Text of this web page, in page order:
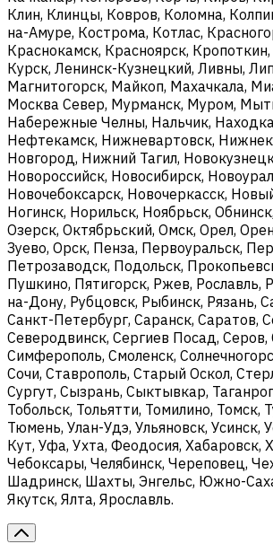
Клин, Клинцы, Ковров, Коломна,
на-Амуре, Кострома, Котлас,
Краснокамск, Красноярск,
Курск, Ленинск-Кузнецкий, Ливны,
Магнитогорск, Майкоп, Махачкала,
Москва Север, Мурманск, Муром,
Набережные Челны, Нальчик,
Нефтекамск, Нижневартовск,
Новгород, Нижний Тагил,
Новороссийск, Новосибирск,
Новочебоксарск, Новочеркасск,
Ногинск, Норильск, Ноябрьск,
Озерск, Октябрьский, Омск, Орел,
Зуево, Орск, Пенза, Первоуральск,
Петрозаводск, Подольск,
Пушкино, Пятигорск, Ржев, Рославль,
на-Дону, Рубцовск, Рыбинск, Рязань,
Санкт-Петербург, Саранск, Саратов,
Северодвинск, Сергиев Посад, Серов,
Симферополь, Смоленск,
Сочи, Ставрополь, Старый Оскол,
Сургут, Сызрань, Сыктывкар,
Тобольск, Тольятти, Томилино, Томск,
Тюмень, Улан-Удэ, Ульяновск, Усинск,
Кут, Уфа, Ухта, Феодосия, Хабаровск,
Чебоксары, Челябинск, Череповец,
Шадринск, Шахты, Энгельс, Южно-
Якутск, Ялта, Ярославль.